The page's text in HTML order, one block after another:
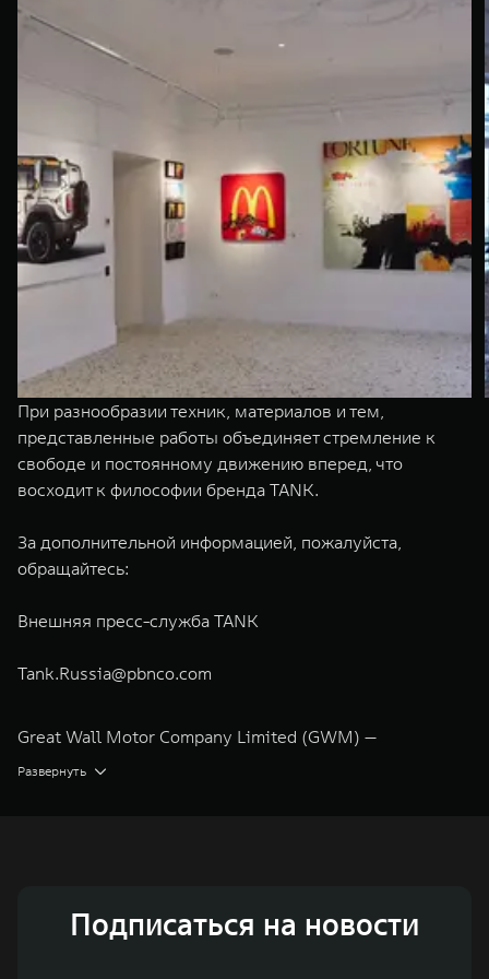
При разнообразии техник, материалов и тем,
представленные работы объединяет стремление к
свободе и постоянному движению вперед, что
восходит к философии бренда TANK.
За дополнительной информацией, пожалуйста,
обращайтесь:
Внешняя пресс-служба TANK
Tank.Russia@pbnco.com
Great Wall Motor Company Limited (GWM) —
глобальный производитель внедорожников,
2011 годах соответственно. Сфера деятельности
Развернуть
Подписаться на новости